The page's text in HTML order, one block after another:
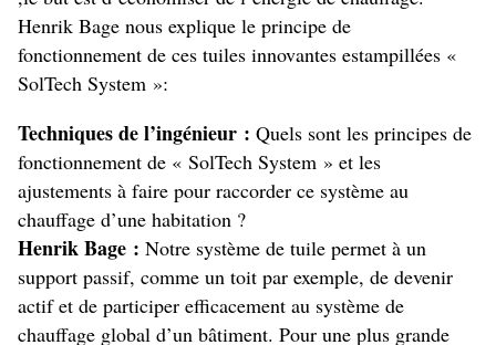
Henrik Bage nous explique le principe de
fonctionnement de ces tuiles innovantes estampillées «
SolTech System »:
Techniques de l’ingénieur : Quels sont les principes de
fonctionnement de « SolTech System » et les
ajustements à faire pour raccorder ce système au
chauffage d’une habitation ?
Henrik Bage : Notre système de tuile permet à un
support passif, comme un toit par exemple, de devenir
actif et de participer efficacement au système de
chauffage global d’un bâtiment. Pour une plus grande